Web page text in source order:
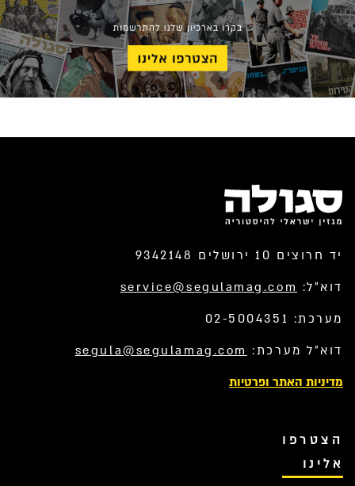
יד חרוצים 10 ירושלים 9342148
דוא”ל: service@segulamag.com
מערכת: 02-5004351
דוא”ל מערכת: segula@segulamag.com
מדיניות האתר ופרטיות
הצטרפו
אלינו